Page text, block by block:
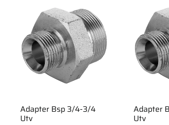
Adapter Bsp 3/4-3/4
Utv
Adapter
Utv